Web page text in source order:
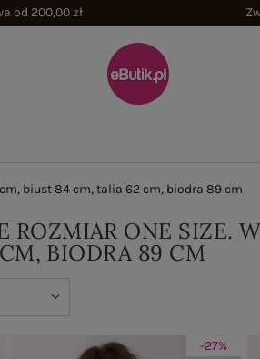
od 200,00 zł
biust 84 cm, talia 62 cm, biodra 89 cm
ROZMIAR ONE SIZE.
BIODRA 89 CM
-27%